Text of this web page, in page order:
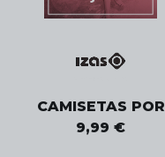
CAMISETAS POR
9,99 €